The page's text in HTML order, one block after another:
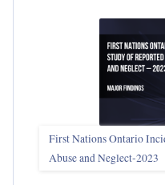
First Nations Ontario
Abuse and Neglect‑2023